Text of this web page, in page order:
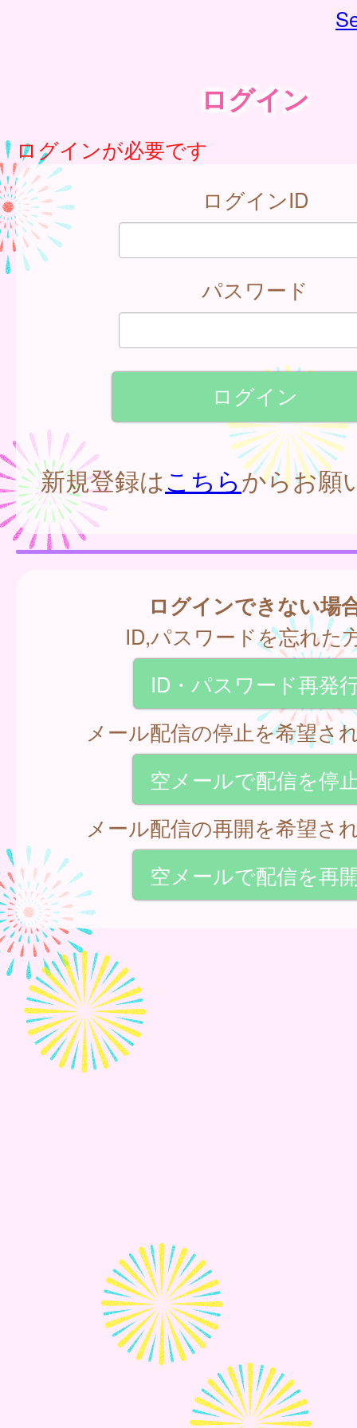
ログイン
ログインが必要です
ログインID
パスワード
新規登録はこちらからお願
ログインできない場
ID,パスワードを忘れた
ID・パスワード再発
メール配信の停止を希望さ
空メールで配信を停
メール配信の再開を希望さ
空メールで配信を再